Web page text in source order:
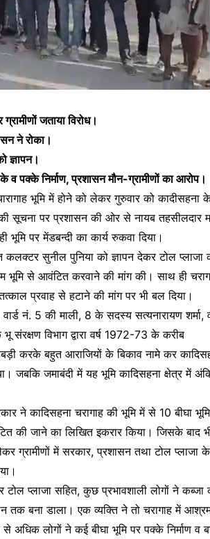
जताया विरोध।
ने रोका।
ज्ञापन।
पक्के निर्माण, प्रशासन मौन-ग्रामीणों का आरोप।
भूमि में होने को लेकर गुरुवार को कादीसहना
सूचना पर प्रशासन की ओर से नायब तहसीलदार
भूमि पर मेंडबन्दी का कार्य रुकवा दिया।
सुनील पुनिया को ज्ञापन देकर टोल प्लाजा
भूमि से आवंटित करवाने की मांग की। साथ ही
प्रवाह से हटाने की मांग पर भी बल दिया।
नं. 5 की माली, 8 के सदस्य सत्यनारायण शर्मा,
संरक्षण विभाग द्वारा वर्ष 1972-73 के करीब
करके बहुत आराजियों के बिकाव नामे कर
जबकि जमाबंदी में यह भूमि कादिसहना क्षेत्र में
ने कादिसहना चरागाह की भूमि में से 10 बीघा भूमि
की जाने का लिखित इकरार किया। जिसके बाद
ग्रामीणों में सरकार, प्रशासन तथा टोल प्लाजा के
टोल प्लाजा सहित, कुछ प्रभावशाली लोगों ने कब्जा
तक बना डाला। एक व्यक्ति ने तो चरागाह में
अधिक लोगों ने कई बीघा भूमि पर पक्के निर्माण व